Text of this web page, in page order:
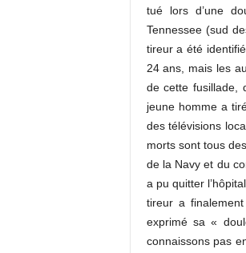
tué lors d’une
Tennessee (sud
tireur a été
24 ans, mais les
de cette fusillade,
jeune homme a
des télévisions
morts sont tous
de la Navy et du
a pu quitter
tireur a
exprimé sa «
connaissons pas